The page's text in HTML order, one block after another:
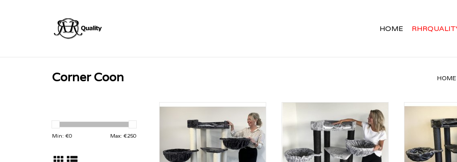
HOME
Corner Coon HOME
Min: €0 Max: €250
De Krabpaal Corner Coon Dark
Grey van RHRQuality met
enorme ligbak met kussen. U
koopt de Krabpaal Corner Coon
Dark Grey bij Dierenvilla, uw
krabpaal specialist.
een zeer stevige RHRQuality
krabpaal. Met extra dikke 12cm
diameter sisalpalen. Kortom, een
geweldig product wat makkelijk
te plaatsen is in een hoek.
De Corner
een zeer
krabpaal. Met
diameter
geweldig
te plaatsen